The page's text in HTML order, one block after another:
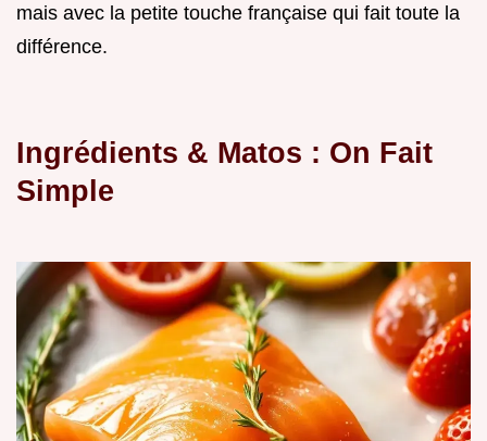
mais avec la petite touche française qui fait toute la
différence.
Ingrédients & Matos : On Fait
Simple